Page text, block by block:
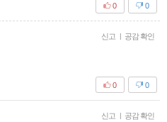
0
0
신고 | 공감 확인
0
0
신고 | 공감 확인